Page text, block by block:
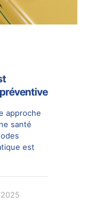
approche
santé
est